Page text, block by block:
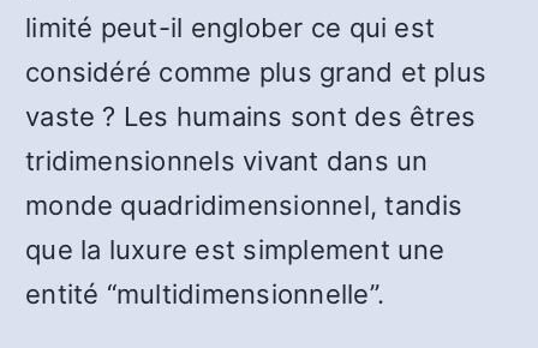
limité peut-il englober ce qui est
considéré comme plus grand et plus
vaste ? Les humains sont des êtres
tridimensionnels vivant dans un
monde quadridimensionnel, tandis
que la luxure est simplement une
entité “multidimensionnelle”.